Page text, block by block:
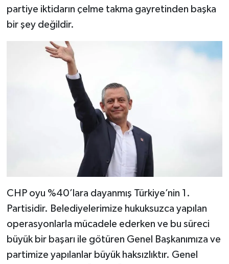
partiye iktidarın çelme takma gayretinden başka
bir şey değildir.
CHP oyu %40’lara dayanmış Türkiye’nin 1.
Partisidir. Belediyelerimize hukuksuzca yapılan
operasyonlarla mücadele ederken ve bu süreci
büyük bir başarı ile götüren Genel Başkanımıza ve
partimize yapılanlar büyük haksızlıktır. Genel